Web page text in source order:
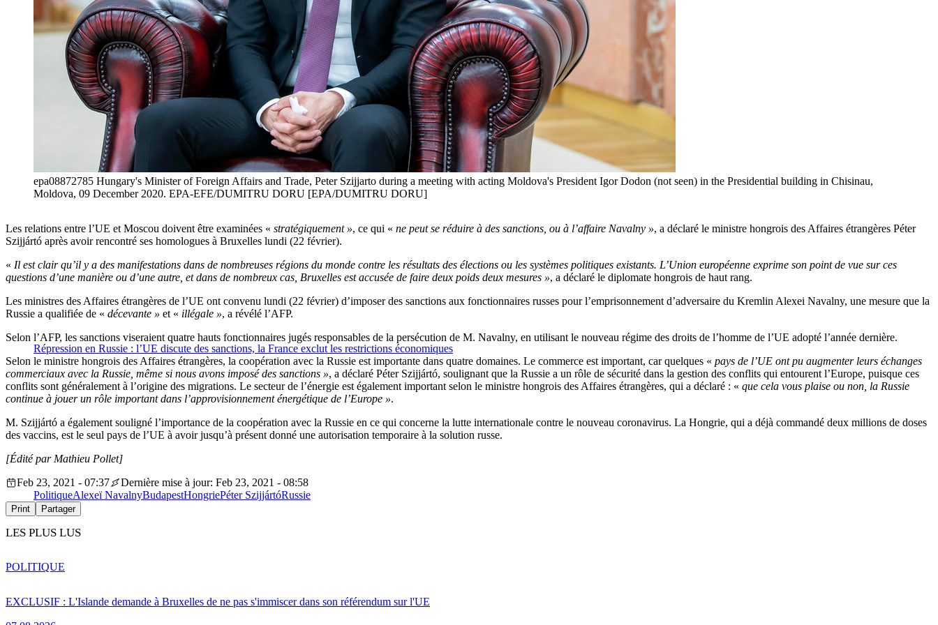
epa08872785 Hungary's Minister of Foreign Affairs and Trade, Peter Szijjarto during a meeting with acting Moldova's President Igor Dodon (not seen) in the Presidential building in Chisinau,
Moldova, 09 December 2020. EPA-EFE/DUMITRU DORU [EPA/DUMITRU DORU]
Les relations entre l’UE et Moscou doivent être examinées « stratégiquement », ce qui « ne peut se réduire à des sanctions, ou à l’affaire Navalny », a déclaré le ministre hongrois des Affaires étrangères Péter
Szijjártó après avoir rencontré ses homologues à Bruxelles lundi (22 février).
« Il est clair qu’il y a des manifestations dans de nombreuses régions du monde contre les résultats des élections ou les systèmes politiques existants. L’Union européenne exprime son point de vue sur ces
questions d’une manière ou d’une autre, et dans de nombreux cas, Bruxelles est accusée de faire deux poids deux mesures », a déclaré le diplomate hongrois de haut rang.
Les ministres des Affaires étrangères de l’UE ont convenu lundi (22 février) d’imposer des sanctions aux fonctionnaires russes pour l’emprisonnement d’adversaire du Kremlin Alexei Navalny, une mesure que la
Russie a qualifiée de « décevante » et « illégale », a révélé l’AFP.
Répression en Russie : l’UE discute des sanctions, la France exclut les restrictions économiques
Selon l’AFP, les sanctions viseraient quatre hauts fonctionnaires jugés responsables de la persécution de M. Navalny, en utilisant le nouveau régime des droits de l’homme de l’UE adopté l’année dernière.
Selon le ministre hongrois des Affaires étrangères, la coopération avec la Russie est importante dans quatre domaines. Le commerce est important, car quelques « pays de l’UE ont pu augmenter leurs échanges
commerciaux avec la Russie, même si nous avons imposé des sanctions », a déclaré Péter Szijjártó, soulignant que la Russie a un rôle de sécurité dans la gestion des conflits qui entourent l’Europe, puisque ces
conflits sont généralement à l’origine des migrations. Le secteur de l’énergie est également important selon le ministre hongrois des Affaires étrangères, qui a déclaré : « que cela vous plaise ou non, la Russie
continue à jouer un rôle important dans l’approvisionnement énergétique de l’Europe ».
M. Szijjártó a également souligné l’importance de la coopération avec la Russie en ce qui concerne la lutte internationale contre le nouveau coronavirus. La Hongrie, qui a déjà commandé deux millions de doses
des vaccins, est le seul pays de l’UE à avoir jusqu’à présent donné une autorisation temporaire à la solution russe.
[Édité par Mathieu Pollet]
Feb 23, 2021 - 07:37
Dernière mise à jour: Feb 23, 2021 - 08:58
PolitiqueAlexeï NavalnyBudapestHongriePéter SzijjártóRussie
Print Partager
LES PLUS LUS
EXCLUSIF : L'Islande demande à Bruxelles de ne pas s'immiscer dans son référendum sur l'UE
POLITIQUE